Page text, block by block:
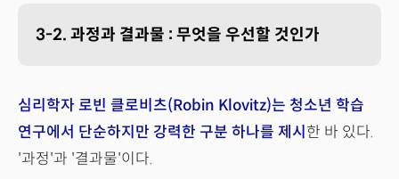
3-2. 과정과 결과물 : 무엇을 우선할 것인가
심리학자 로빈 클로비츠(Robin Klovitz)는 청소년 학습
연구에서 단순하지만 강력한 구분 하나를 제시 한 바 있다.
'과정'과 '결과물'이다.